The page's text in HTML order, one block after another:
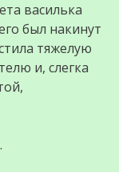
василька
был накинут
тяжелую
и, слегка